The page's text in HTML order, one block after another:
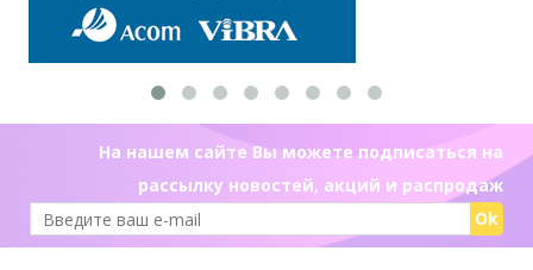
На нашем сайте Вы можете подписаться на
рассылку новостей, акций и распродаж
Ok